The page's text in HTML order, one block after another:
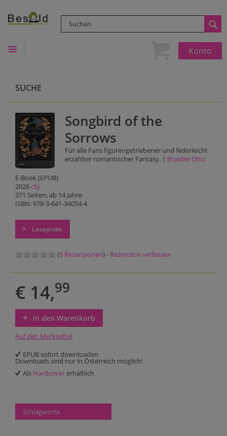
Konto
SUCHE
Songbird of the
Sorrows
Für alle Fans figurengetriebener und federleicht
erzählter romantischer Fantasy. | Braidee Otto
E-Book (EPUB)
2026 cbj
371 Seiten; ab 14 Jahre
ISBN: 978-3-641-34054-4
Leseprobe
(0 Rezensionen) - Rezension verfassen
€ 14,99
in den Warenkorb
Auf den Merkzettel
EPUB sofort downloaden
Downloads sind nur in Österreich möglich!
Als Hardcover erhältlich
Schlagworte